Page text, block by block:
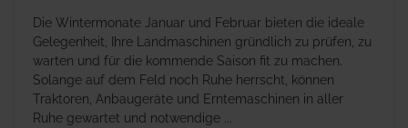
Die Wintermonate Januar und Februar bieten die ideale
Gelegenheit, Ihre Landmaschinen gründlich zu prüfen, zu
warten und für die kommende Saison fit zu machen.
Solange auf dem Feld noch Ruhe herrscht, können
Traktoren, Anbaugeräte und Erntemaschinen in aller
Ruhe gewartet und notwendige ...